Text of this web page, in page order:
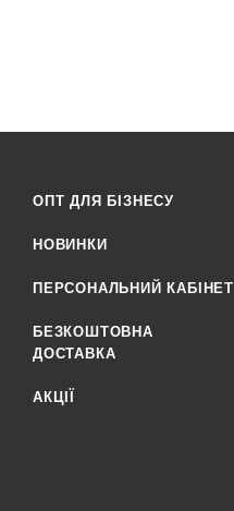
ОПТ ДЛЯ БІЗНЕСУ
НОВИНКИ
ПЕРСОНАЛЬНИЙ КАБІНЕТ
БЕЗКОШТОВНА
ДОСТАВКА
АКЦІЇ